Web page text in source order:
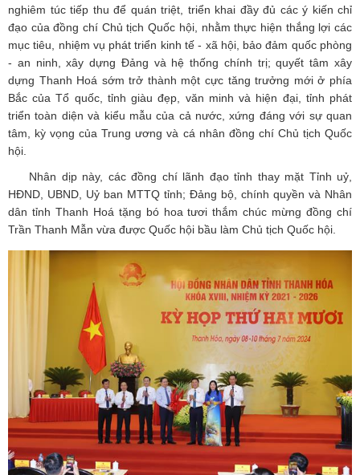
nghiêm túc tiếp thu để quán triệt, triển khai đầy đủ các ý kiến chỉ
đạo của đồng chí Chủ tịch Quốc hội, nhằm thực hiện thắng lợi các
mục tiêu, nhiệm vụ phát triển kinh tế - xã hội, bảo đảm quốc phòng
- an ninh, xây dựng Đảng và hệ thống chính trị; quyết tâm xây
dựng Thanh Hoá sớm trở thành một cực tăng trưởng mới ở phía
Bắc của Tổ quốc, tỉnh giàu đẹp, văn minh và hiện đại, tỉnh phát
triển toàn diện và kiểu mẫu của cả nước, xứng đáng với sự quan
tâm, kỳ vọng của Trung ương và cá nhân đồng chí Chủ tịch Quốc
hội.
Nhân dịp này, các đồng chí lãnh đạo tỉnh thay mặt Tỉnh uỷ,
HĐND, UBND, Uỷ ban MTTQ tỉnh; Đảng bộ, chính quyền và Nhân
dân tỉnh Thanh Hoá tặng bó hoa tươi thắm chúc mừng đồng chí
Trần Thanh Mẫn vừa được Quốc hội bầu làm Chủ tịch Quốc hội.